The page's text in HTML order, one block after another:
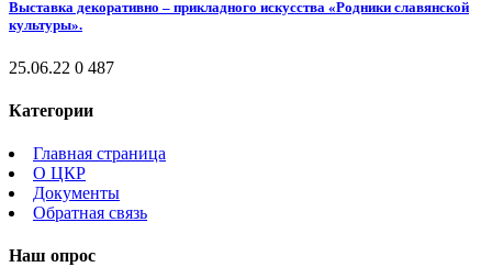
Выставка декоративно – прикладного искусства «Родники славянской
культуры».
25.06.22 0 487
Категории
Главная страница
О ЦКР
Документы
Обратная связь
Наш опрос